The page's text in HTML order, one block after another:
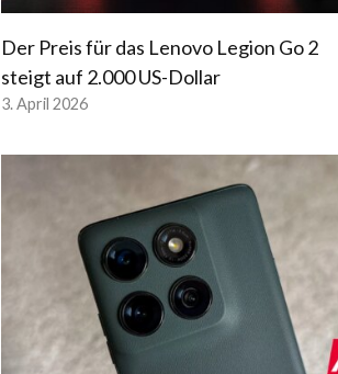
Der Preis für das Lenovo Legion Go 2
steigt auf 2.000 US-Dollar
3. April 2026